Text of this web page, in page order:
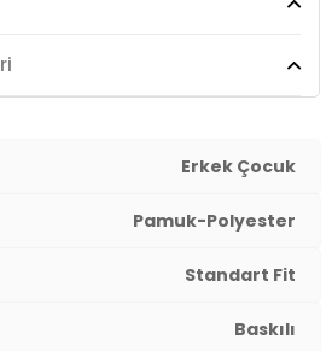
Uv korumasına sahiptir-Nefes
Erkek Çocuk
Pamuk-Polyester
Standart Fit
Baskılı